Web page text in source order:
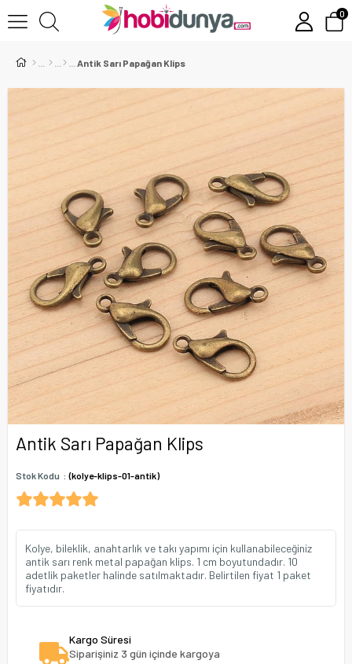
0
Antik Sarı Papağan Klips
Antik Sarı Papağan Klips
Stok Kodu (kolye-klips-01-antik)
Kolye, bileklik, anahtarlık ve takı yapımı için kullanabileceğiniz
antik sarı renk metal papağan klips. 1 cm boyutundadır. 10
adetlik paketler halinde satılmaktadır. Belirtilen fiyat 1 paket
fiyatıdır.
Kargo Süresi
Siparişiniz 3 gün içinde kargoya